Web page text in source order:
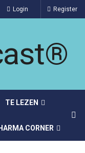
Login Register
TE LEZEN
CORNER